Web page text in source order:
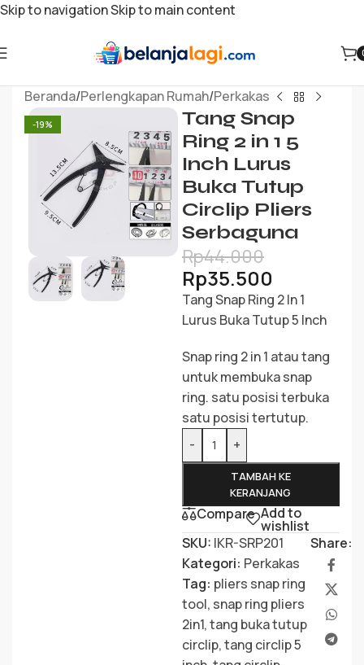
Skip to navigationSkip to main content
Beranda/Perlengkapan Rumah/Perkakas
-19%
Tang Snap
Ring 2 in 1 5
Inch Lurus
Buka Tutup
Circlip Pliers
Serbaguna
Rp44.000
Rp35.500
Tang Snap Ring 2 In 1
Lurus Buka Tutup 5 Inch
Snap ring 2 in 1 atau tang
untuk membuka snap
ring. satu posisi terbuka
satu posisi tertutup.
-
+
TAMBAH KE
KERANJANG
Compare Add to
wishlist
SKU: IKR-SRP201
Kategori: Perkakas
Tag: pliers snap ring
tool, snap ring pliers
2in1,tang buka tutup
circlip,tang circlip 5
Share: